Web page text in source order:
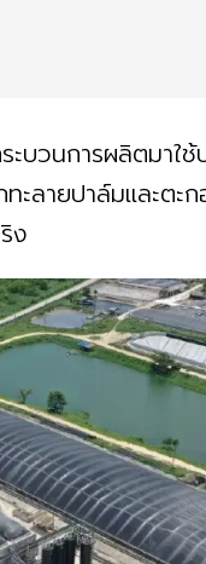
บวนการผลิตมาใช้
ะลายปาล์มและตะ
ง